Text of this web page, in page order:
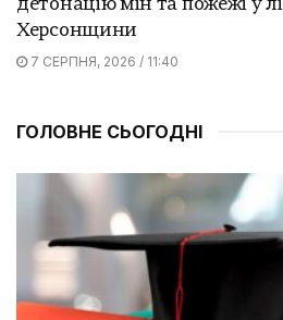
детонацію мін та пожежі у
Херсонщини
7 СЕРПНЯ, 2026 / 11:40
ГОЛОВНЕ СЬОГОДНІ